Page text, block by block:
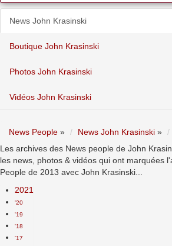
News John Krasinski
Boutique John Krasinski
Photos John Krasinski
Vidéos John Krasinski
News People » News John Krasinski »
Les archives des News people de John
les news, photos & vidéos qui ont marquées
People de 2013 avec John Krasinski...
2021
'20
'19
'18
'17